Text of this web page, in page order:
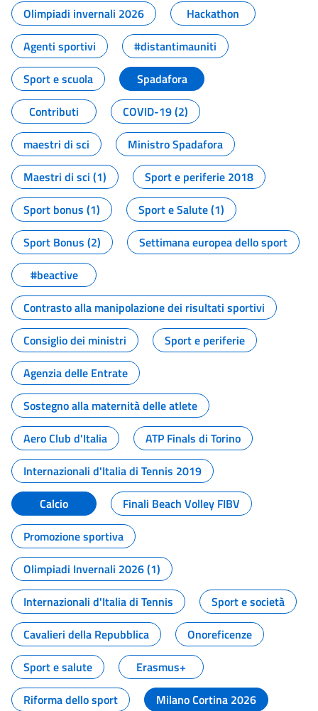
Olimpiadi invernali 2026
Hackathon
Agenti sportivi
#distantimauniti
Sport e scuola
Spadafora
Contributi
COVID-19 (2)
maestri di sci
Ministro Spadafora
Maestri di sci (1)
Sport e periferie 2018
Sport bonus (1)
Sport e Salute (1)
Sport Bonus (2)
Settimana europea dello sport
#beactive
Contrasto alla manipolazione dei risultati sportivi
Consiglio dei ministri
Sport e periferie
Agenzia delle Entrate
Sostegno alla maternità delle atlete
Aero Club d'Italia
ATP Finals di Torino
Internazionali d'Italia di Tennis 2019
Calcio
Finali Beach Volley FIBV
Promozione sportiva
Olimpiadi Invernali 2026 (1)
Internazionali d'Italia di Tennis
Sport e società
Cavalieri della Repubblica
Onoreficenze
Sport e salute
Erasmus+
Riforma dello sport
Milano Cortina 2026